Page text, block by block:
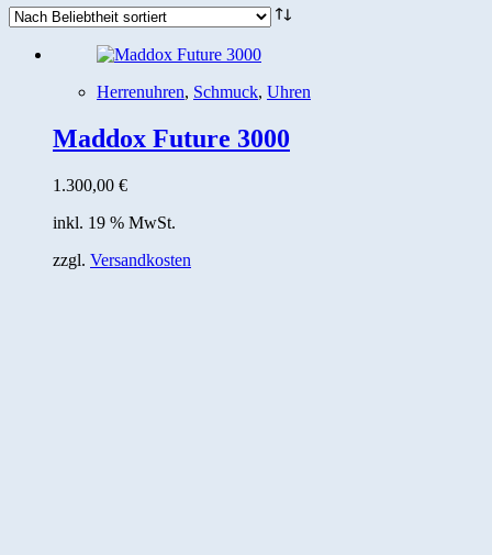
Herrenuhren, Schmuck, Uhren
Maddox Future 3000
1.300,00 €
inkl. 19 % MwSt.
zzgl. Versandkosten